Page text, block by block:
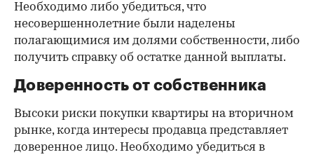
Необходимо либо убедиться, что
несовершеннолетние были наделены
полагающимися им долями собственности, либо
получить справку об остатке данной выплаты.
Доверенность от собственника
Высоки риски покупки квартиры на вторичном
рынке, когда интересы продавца представляет
доверенное лицо. Необходимо убедиться в